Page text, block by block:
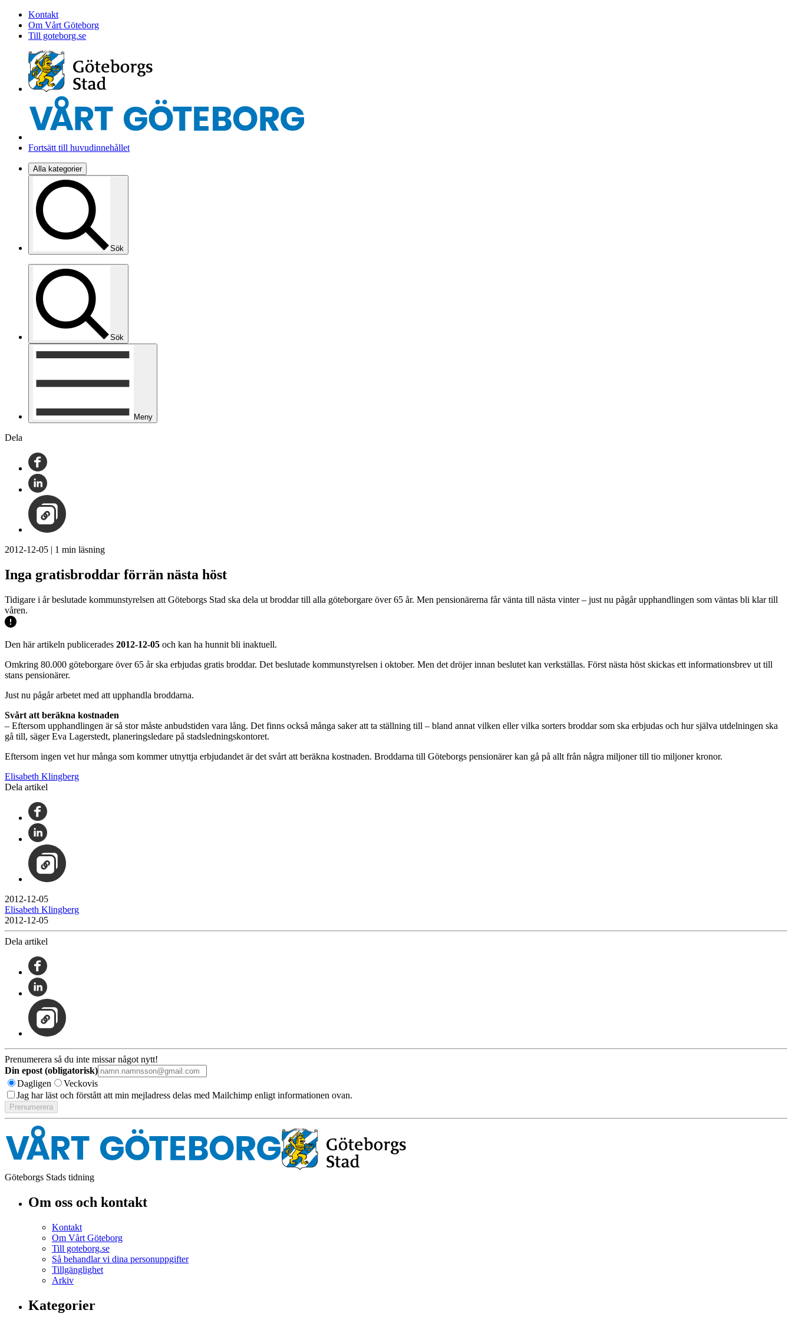
Kontakt
Om Vårt Göteborg
Till goteborg.se
Fortsätt till huvudinnehållet
Alla kategorier
Sök
Sök
Meny
Dela
2012-12-05 | 1 min läsning
Inga gratisbroddar förrän nästa höst
Tidigare i år beslutade kommunstyrelsen att Göteborgs Stad ska dela ut broddar till alla göteborgare över 65 år. Men pensionärerna får vänta till nästa vinter – just nu pågår upphandlingen som väntas bli klar till
våren.
Den här artikeln publicerades 2012-12-05 och kan ha hunnit bli inaktuell.
Omkring 80.000 göteborgare över 65 år ska erbjudas gratis broddar. Det beslutade kommunstyrelsen i oktober. Men det dröjer innan beslutet kan verkställas. Först nästa höst skickas ett informationsbrev ut till
stans pensionärer.
Just nu pågår arbetet med att upphandla broddarna.
Svårt att beräkna kostnaden
– Eftersom upphandlingen är så stor måste anbudstiden vara lång. Det finns också många saker att ta ställning till – bland annat vilken eller vilka sorters broddar som ska erbjudas och hur själva utdelningen ska
gå till, säger Eva Lagerstedt, planeringsledare på stadsledningskontoret.
Eftersom ingen vet hur många som kommer utnyttja erbjudandet är det svårt att beräkna kostnaden. Broddarna till Göteborgs pensionärer kan gå på allt från några miljoner till tio miljoner kronor.
Elisabeth Klingberg
Dela artikel
2012-12-05
Elisabeth Klingberg
2012-12-05
Dela artikel
Prenumerera så du inte missar något nytt!
Din epost (obligatorisk)
Dagligen
Veckovis
Jag har läst och förstått att min mejladress delas med Mailchimp enligt informationen ovan.
Göteborgs Stads tidning
Om oss och kontakt
Kontakt
Om Vårt Göteborg
Till goteborg.se
Så behandlar vi dina personuppgifter
Tillgänglighet
Arkiv
Kategorier